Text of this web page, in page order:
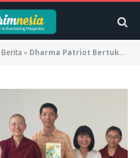
Berita » Dharma Patriot Bertukar Sapa dengan Y.M. Thubten Chodron